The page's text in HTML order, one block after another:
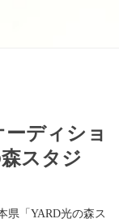
ディショ
スタジ
YARD光の森ス